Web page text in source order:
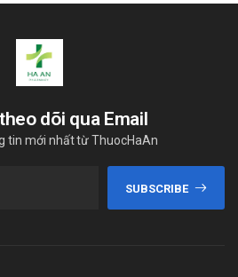
dõi qua Email
tin mới nhất từ ThuocHaAn
SUBSCRIBE